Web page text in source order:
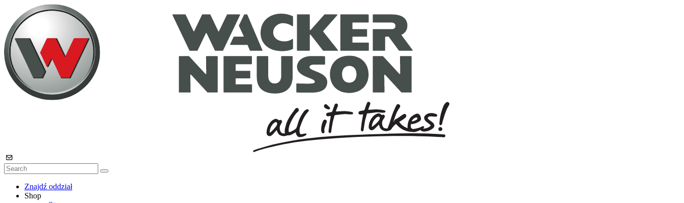
Znajdź oddział
Shop